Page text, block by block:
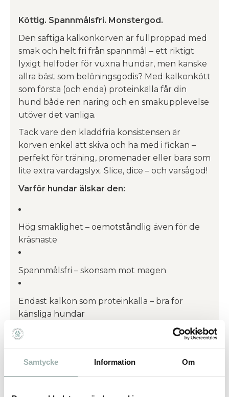
Samtycke Information Om
Köttig. Spannmålsfri. Monstergod.
Den saftiga kalkonkorven är fullproppad med
smak och helt fri från spannmål – ett riktigt
lyxigt helfoder för vuxna hundar, men kanske
allra bäst som belöningsgodis? Med kalkonkött
som första (och enda) proteinkälla får din
hund både ren näring och en smakupplevelse
utöver det vanliga.
Tack vare den kladdfria konsistensen är
korven enkel att skiva och ha med i fickan –
perfekt för träning, promenader eller bara som
lite extra vardagslyx. Slice, dice – och varsågod!
Varför hundar älskar den:
Hög smaklighet – oemotståndlig även för de
kräsnaste
Spannmålsfri – skonsam mot magen
Endast kalkon som proteinkälla – bra för
känsliga hundar
Sammansättning